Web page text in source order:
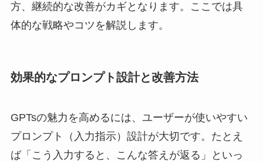
方、継続的な改善がカギとなります。ここでは具
体的な戦略やコツを解説します。
効果的なプロンプト設計と改善方法
GPTsの魅力を高めるには、ユーザーが使いやすい
プロンプト（入力指示）設計が大切です。たとえ
ば「こう入力すると、こんな答えが返る」といっ